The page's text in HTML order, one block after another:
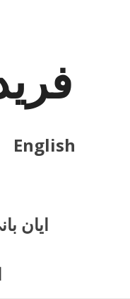
English
ايان